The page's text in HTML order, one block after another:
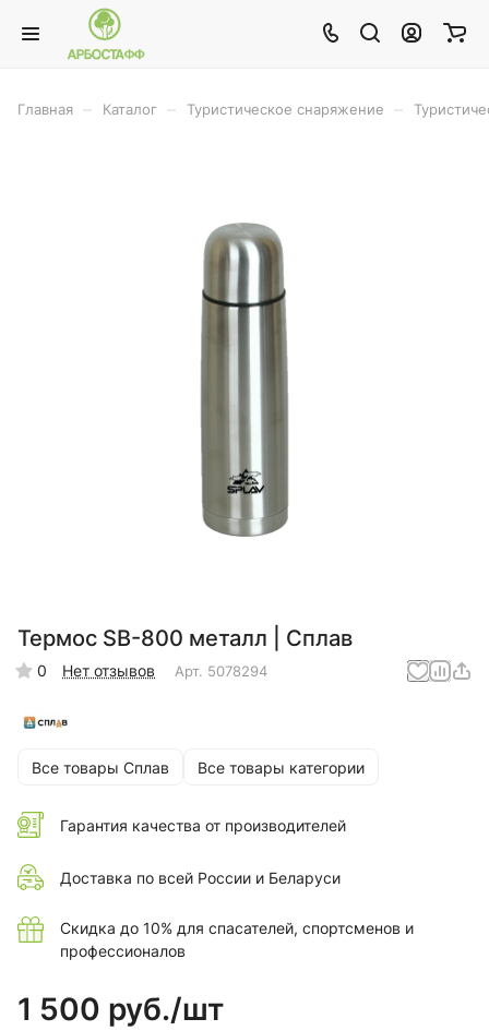
Главная Каталог Туристическое снаряжение
Термос SB-800 металл | Сплав
0 Нет отзывов Арт. 5078294
Все товары Сплав Все товары категории
Гарантия качества от производителей
Доставка по всей России и Беларуси
Скидка до 10% для спасателей, спортсменов и
профессионалов
1 500 руб./шт